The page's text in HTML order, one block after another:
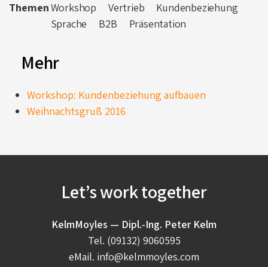
ThemenWorkshop Vertrieb
Kundenbeziehung
Sprache
B2B Präsentation
Mehr
Workshop: Kundenbeziehung aufbauen
Weihnachtsgruß 2016
Let’s work together
KelmMoyles — Dipl.-Ing. Peter Kelm
Tel. (09132) 9060595
eMail. info@kelmmoyles.com